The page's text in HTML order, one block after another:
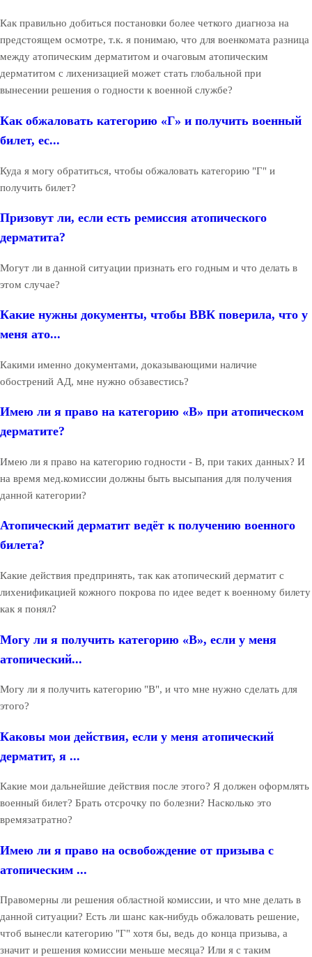
Как правильно добиться постановки более четкого диагноза на
предстоящем осмотре, т.к. я понимаю, что для военкомата разница
между атопическим дерматитом и очаговым атопическим
дерматитом с лихенизацией может стать глобальной при
вынесении решения о годности к военной службе?
Как обжаловать категорию «Г» и получить военный
билет, ес...
Куда я могу обратиться, чтобы обжаловать категорию "Г" и
получить билет?
Призовут ли, если есть ремиссия атопического
дерматита?
Могут ли в данной ситуации признать его годным и что делать в
этом случае?
Какие нужны документы, чтобы ВВК поверила, что у
меня ато...
Какими именно документами, доказывающими наличие
обострений АД, мне нужно обзавестись?
Имею ли я право на категорию «В» при атопическом
дерматите?
Имею ли я право на категорию годности - В, при таких данных? И
на время мед.комиссии должны быть высыпания для получения
данной категории?
Атопический дерматит ведёт к получению военного
билета?
Какие действия предпринять, так как атопический дерматит с
лихенификацией кожного покрова по идее ведет к военному билету
как я понял?
Могу ли я получить категорию «В», если у меня
атопический...
Могу ли я получить категорию "В", и что мне нужно сделать для
этого?
Каковы мои действия, если у меня атопический
дерматит, я ...
Какие мои дальнейшие действия после этого? Я должен оформлять
военный билет? Брать отсрочку по болезни? Насколько это
времязатратно?
Имею ли я право на освобождение от призыва с
атопическим ...
Правомерны ли решения областной комиссии, и что мне делать в
данной ситуации? Есть ли шанс как-нибудь обжаловать решение,
чтоб вынесли категорию "Г" хотя бы, ведь до конца призыва, а
значит и решения комиссии меньше месяца? Или я с таким